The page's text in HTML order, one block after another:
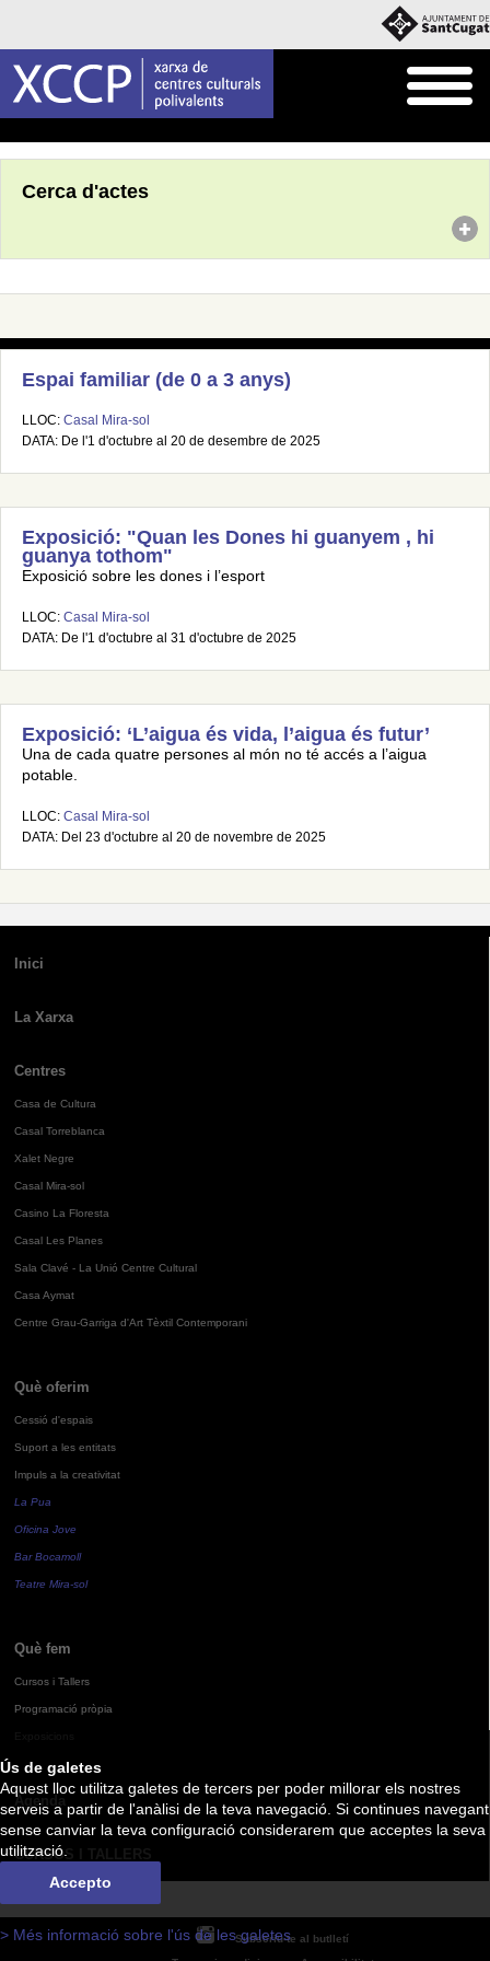
Ús de galetes
Aquest lloc utilitza galetes de tercers per poder millorar els nostres
serveis a partir de l'anàlisi de la teva navegació. Si continues navegant
sense canviar la teva configuració considerarem que acceptes la seva
utilització.
Accepto
> Més informació sobre l'ús de les galetes
Cerca d'actes
Espai familiar (de 0 a 3 anys)
LLOC: Casal Mira-sol
DATA: De l'1 d'octubre al 20 de desembre de 2025
Exposició: "Quan les Dones hi guanyem , hi
guanya tothom"
Exposició sobre les dones i l’esport
LLOC: Casal Mira-sol
DATA: De l'1 d'octubre al 31 d'octubre de 2025
Exposició: ‘L’aigua és vida, l’aigua és futur’
Una de cada quatre persones al món no té accés a l’aigua
potable.
LLOC: Casal Mira-sol
DATA: Del 23 d'octubre al 20 de novembre de 2025
Inici
La Xarxa
Centres
Casa de Cultura
Casal Torreblanca
Xalet Negre
Casal Mira-sol
Casino La Floresta
Casal Les Planes
Sala Clavé - La Unió Centre Cultural
Casa Aymat
Centre Grau-Garriga d'Art Tèxtil Contemporani
Què oferim
Cessió d'espais
Suport a les entitats
Impuls a la creativitat
La Pua
Oficina Jove
Bar Bocamoll
Teatre Mira-sol
Què fem
Cursos i Tallers
Programació pròpia
Agenda
CURSOS I TALLERS
Subscriu-te al butlletí